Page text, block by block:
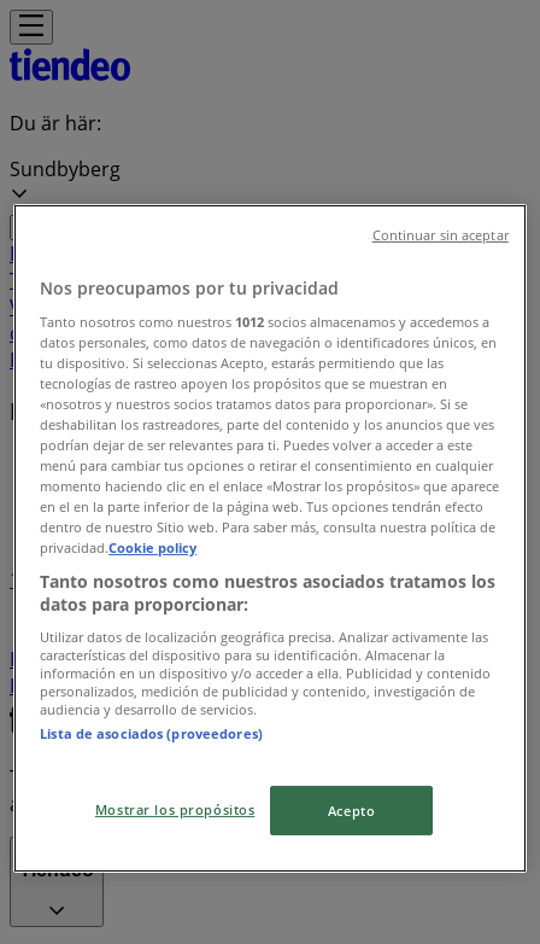
Du är här:
Sundbyberg
Featured
TrädgårdKläder, Skor och Accessoarer
Vitvaror
Bilar och Motor
och ParfymApotek och HälsaRestauranger och
KaféerBöcker och KontorsmaterialResorBanker
Lokala varumärken
Tiendeo i Sundbyberg »
Varumärkesindex
1
Bregott
Zoegas marabou coca-cola
Pepsi
Ingelsta kalkon
Prima sodastream
Matpiraten
Electrolux
PlayStation
Tiendeo är en del av Shopfully, teknikföretaget som
återuppfinner lokal shopping över hela världen.
Tiendeo
Nos preocupamos por tu privacidad
Tanto nosotros como nuestros 1012 socios almacenamos y accedemos a
datos personales, como datos de navegación o identificadores únicos, en
tu dispositivo. Si seleccionas Acepto, estarás permitiendo que las
tecnologías de rastreo apoyen los propósitos que se muestran en
«nosotros y nuestros socios tratamos datos para proporcionar». Si se
deshabilitan los rastreadores, parte del contenido y los anuncios que ves
podrían dejar de ser relevantes para ti. Puedes volver a acceder a este
menú para cambiar tus opciones o retirar el consentimiento en cualquier
momento haciendo clic en el enlace «Mostrar los propósitos» que aparece
en el en la parte inferior de la página web. Tus opciones tendrán efecto
dentro de nuestro Sitio web. Para saber más, consulta nuestra política de
privacidad.Cookie policy
Tanto nosotros como nuestros asociados tratamos los
datos para proporcionar:
Utilizar datos de localización geográfica precisa. Analizar activamente las
características del dispositivo para su identificación. Almacenar la
información en un dispositivo y/o acceder a ella. Publicidad y contenido
personalizados, medición de publicidad y contenido, investigación de
audiencia y desarrollo de servicios.
Lista de asociados (proveedores)
Mostrar los propósitos Acepto
Continuar sin aceptar